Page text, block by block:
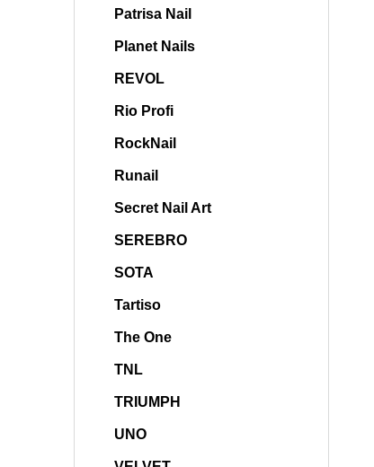
Patrisa Nail
Planet Nails
REVOL
Rio Profi
RockNail
Runail
Secret Nail Art
SEREBRO
SOTA
Tartiso
The One
TNL
TRIUMPH
UNO